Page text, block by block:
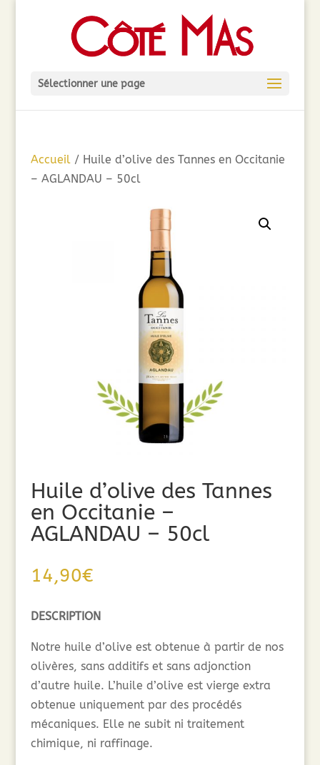
Sélectionner une page
Accueil/ Huile d’olive des Tannes en Occitanie
– AGLANDAU – 50cl
Huile d’olive des Tannes
en Occitanie –
AGLANDAU – 50cl
14,90€
DESCRIPTION
Notre huile d’olive est obtenue à partir de nos
olivères, sans additifs et sans adjonction
d’autre huile. L’huile d’olive est vierge extra
obtenue uniquement par des procédés
mécaniques. Elle ne subit ni traitement
chimique, ni raffinage.